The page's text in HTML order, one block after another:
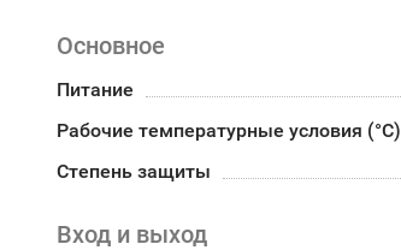
Основное
Питание
Рабочие температурные условия (°С)
Степень защиты
Вход и выход